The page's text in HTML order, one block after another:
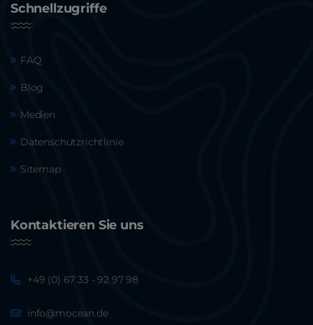
Schnellzugriffe
FAQ
Blog
Medien
Datenschutzrichtlinie
Sitemap
Kontaktieren Sie uns
+49 (0) 67 33 - 92 97 98
info@mocean.de